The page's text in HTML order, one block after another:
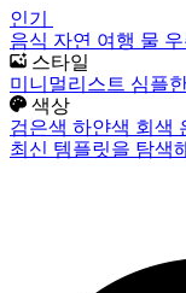
인기
음식 자연 여행 물
스타일
미니멀리스트 심플
색상
검은색 하얀색 회색
최신 템플릿을 탐색